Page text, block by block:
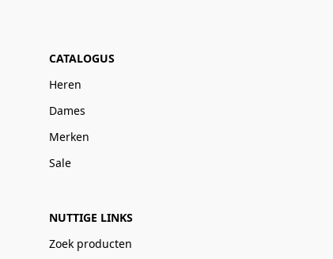
CATALOGUS
Heren
Dames
Merken
Sale
NUTTIGE LINKS
Zoek producten